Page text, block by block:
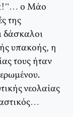
ο Μάο
της
δάσκαλοι
υπακοής, η
τους ήταν
νεολαίας